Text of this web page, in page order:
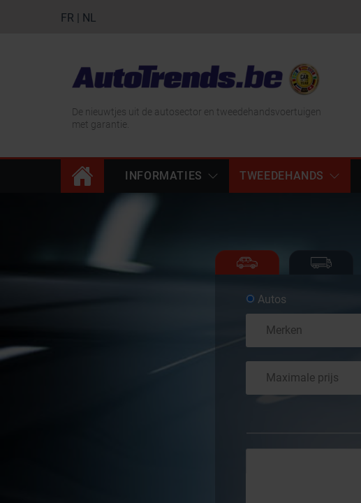
FR | NL
De nieuwtjes uit de autosector en tweedehandsvoertuigen
met garantie.
INFORMATIES TWEEDEHANDS
Autos